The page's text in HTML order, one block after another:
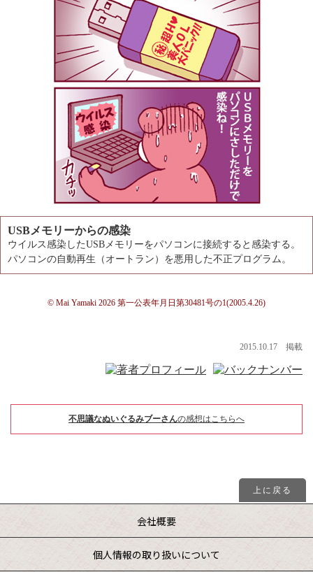
USBメモリーからの感染
ウイルス感染したUSBメモリーをパソコンに接続すると感染する。
パソコンの自動再生（オートラン）を悪用した不正プログラム。
© Mai Yamaki 2026 第一公表年月日第30481号の1(2005.4.26)
2015.10.17 掲載
不思議なぬいぐるみブーさんの感想はこちらへ
上に戻る
会社概要
個人情報の取り扱いについて